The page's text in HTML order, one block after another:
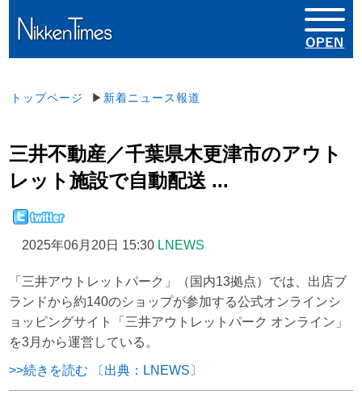
トップページ ▶ 新着ニュース報道
三井不動産／千葉県木更津市のアウト
レット施設で自動配送 ...
2025年06月20日 15:30 LNEWS
「三井アウトレットパーク」（国内13拠点）では、出店ブ
ランドから約140のショップが参加する公式オンラインシ
ョッピングサイト「三井アウトレットパーク オンライン」
を3月から運営している。
>>続きを読む 〔出典：LNEWS〕